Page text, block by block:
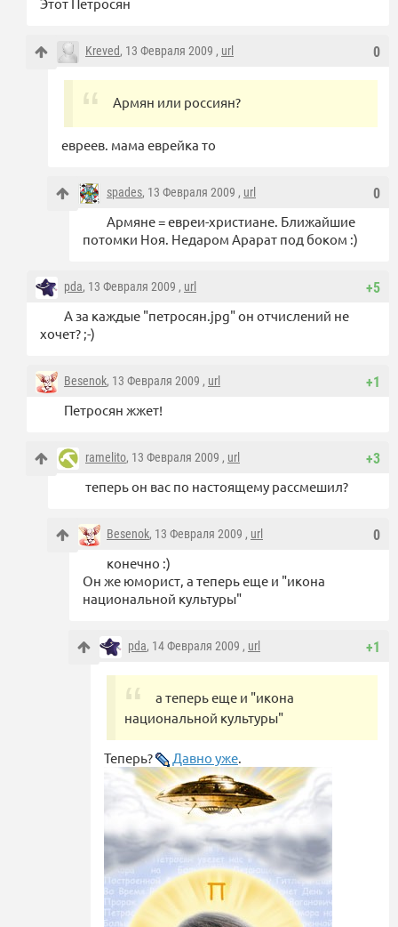
0
Kreved, 13 Февраля 2009 , url
Армян или россиян?
евреев. мама еврейка то
0
spades, 13 Февраля 2009 , url
Армяне = евреи-христиане. Ближайшие
потомки Ноя. Недаром Арарат под боком :)
+5
pda, 13 Февраля 2009 , url
А за каждые "петросян.jpg" он отчислений не
хочет? ;-)
+1
Besenok, 13 Февраля 2009 , url
Петросян жжет!
+3
ramelito, 13 Февраля 2009 , url
теперь он вас по настоящему рассмешил?
0
Besenok, 13 Февраля 2009 , url
конечно :)
Он же юморист, а теперь еще и "икона
национальной культуры"
+1
pda, 14 Февраля 2009 , url
а теперь еще и "икона
национальной культуры"
Теперь? Давно уже.